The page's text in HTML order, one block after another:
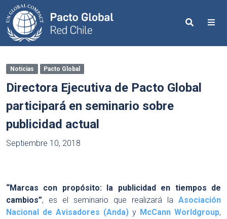
Search
Noticias Pacto Global
Directora Ejecutiva de Pacto Global
participará en seminario sobre
publicidad actual
Septiembre 10, 2018
“Marcas con propósito: la publicidad en tiempos de
cambios”, es el seminario que realizará la Asociación
Nacional de Avisadores (Anda) y McCann Worldgroup,